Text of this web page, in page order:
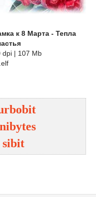
к 8 Марта - Тепла
dpi | 107 Mb
sibit